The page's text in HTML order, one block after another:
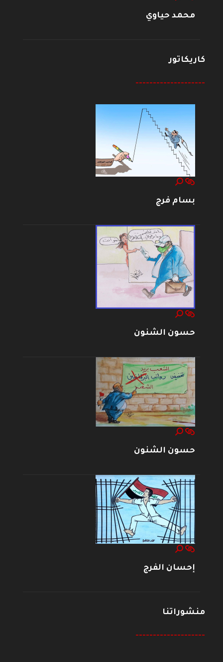
محمد حياوي
كاريكاتور
--------------------
بسام فرج
حسون الشنون
حسون الشنون
إحسان الفرج
منشوراتنا
--------------------